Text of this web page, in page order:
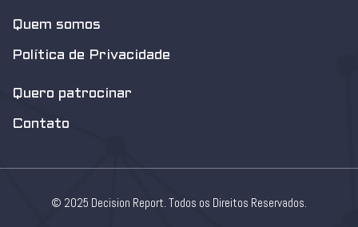
Quem somos
Política de Privacidade
Quero patrocinar
Contato
© 2025 Decision Report. Todos os Direitos Reservados.